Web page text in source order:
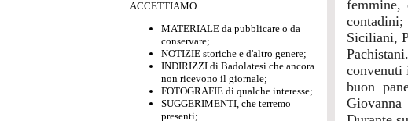
ACCETTIAMO:
MATERIALE da pubblicare o da
conservare;
NOTIZIE storiche e d'altro genere;
INDIRIZZI di Badolatesi che ancora
non ricevono il giornale;
FOTOGRAFIE di qualche interesse;
SUGGERIMENTI, che terremo
presenti;
femmine,
contadini;
Siciliani,
convenuti
buon
Giovanna